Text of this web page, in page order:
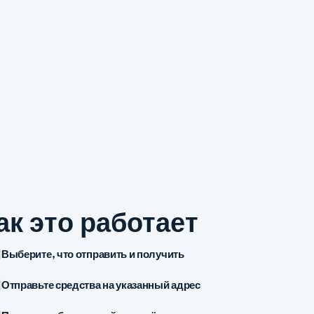
это работает
Выберите, что отправить и получить
Отправьте средства на указанный адрес